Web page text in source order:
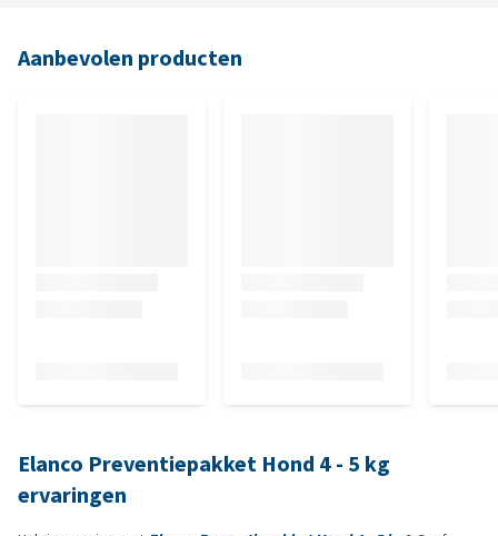
Aanbevolen producten
Elanco Preventiepakket Hond 4 - 5 kg
ervaringen